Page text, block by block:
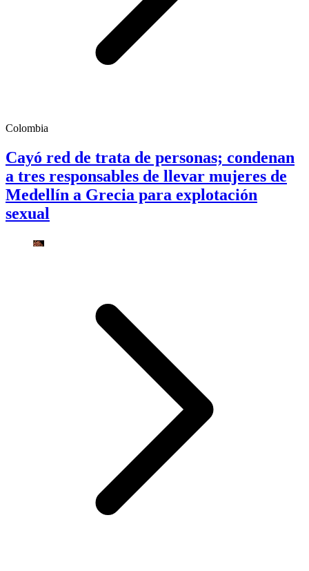
Colombia
Cayó red de trata de personas; condenan
a tres responsables de llevar mujeres de
Medellín a Grecia para explotación
sexual